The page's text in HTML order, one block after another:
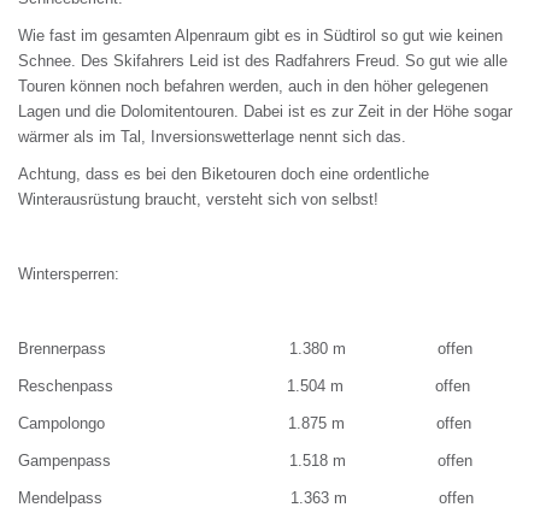
Wie fast im gesamten Alpenraum gibt es in Südtirol so gut wie keinen
Schnee. Des Skifahrers Leid ist des Radfahrers Freud. So gut wie alle
Touren können noch befahren werden, auch in den höher gelegenen
Lagen und die Dolomitentouren. Dabei ist es zur Zeit in der Höhe sogar
wärmer als im Tal, Inversionswetterlage nennt sich das.
Achtung, dass es bei den Biketouren doch eine ordentliche
Winterausrüstung braucht, versteht sich von selbst!
Wintersperren:
Brennerpass 1.380 m offen
Reschenpass 1.504 m offen
Campolongo 1.875 m offen
Gampenpass 1.518 m offen
Mendelpass 1.363 m offen